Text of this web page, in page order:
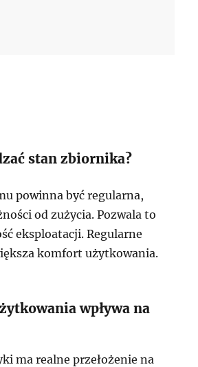
stan zbiornika?
powinna być regularna,
od zużycia. Pozwala to
eksploatacji. Regularne
komfort użytkowania.
wpływa na
ma realne przełożenie na